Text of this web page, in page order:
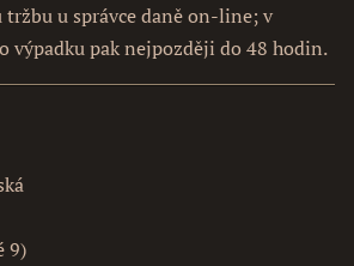
u správce daně on-line; v
výpadku pak nejpozději do 48 hodin.
9)